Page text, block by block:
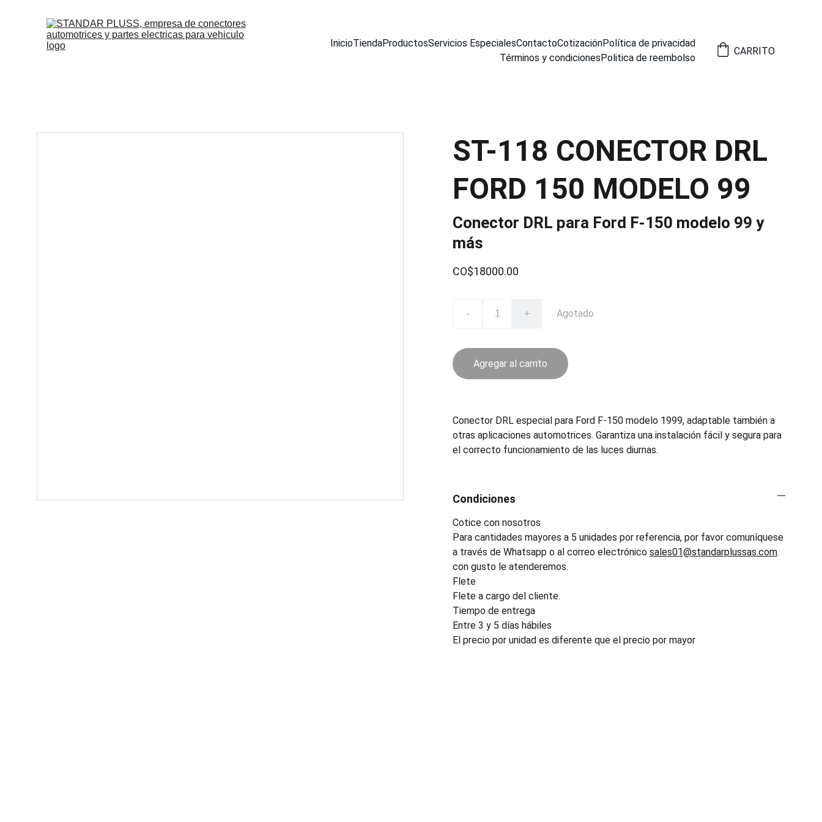
InicioTiendaProductosServicios EspecialesContactoCotizaciónPolítica de privacidad
Términos y condicionesPolitica de reembolso
CARRITO
ST-118 CONECTOR DRL
FORD 150 MODELO 99
Conector DRL para Ford F-150 modelo 99 y
más
CO$18000.00
- + Agotado
Agregar al carrito
Conector DRL especial para Ford F-150 modelo 1999, adaptable también a
otras aplicaciones automotrices. Garantiza una instalación fácil y segura para
el correcto funcionamiento de las luces diurnas.
Condiciones
Cotice con nosotros
Para cantidades mayores a 5 unidades por referencia, por favor comuníquese
a través de Whatsapp o al correo electrónico sales01@standarplussas.com.
con gusto le atenderemos.
Flete
Flete a cargo del cliente.
Tiempo de entrega
Entre 3 y 5 días hábiles
El precio por unidad es diferente que el precio por mayor